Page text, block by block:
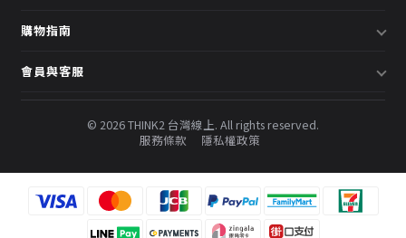
關於我們
預約諮詢
購物指南
配送說明
常見問題
會員與客服
會員中心
© 2026 THINK2 台灣線上. All rights reserved.
服務條款
隱私權政策